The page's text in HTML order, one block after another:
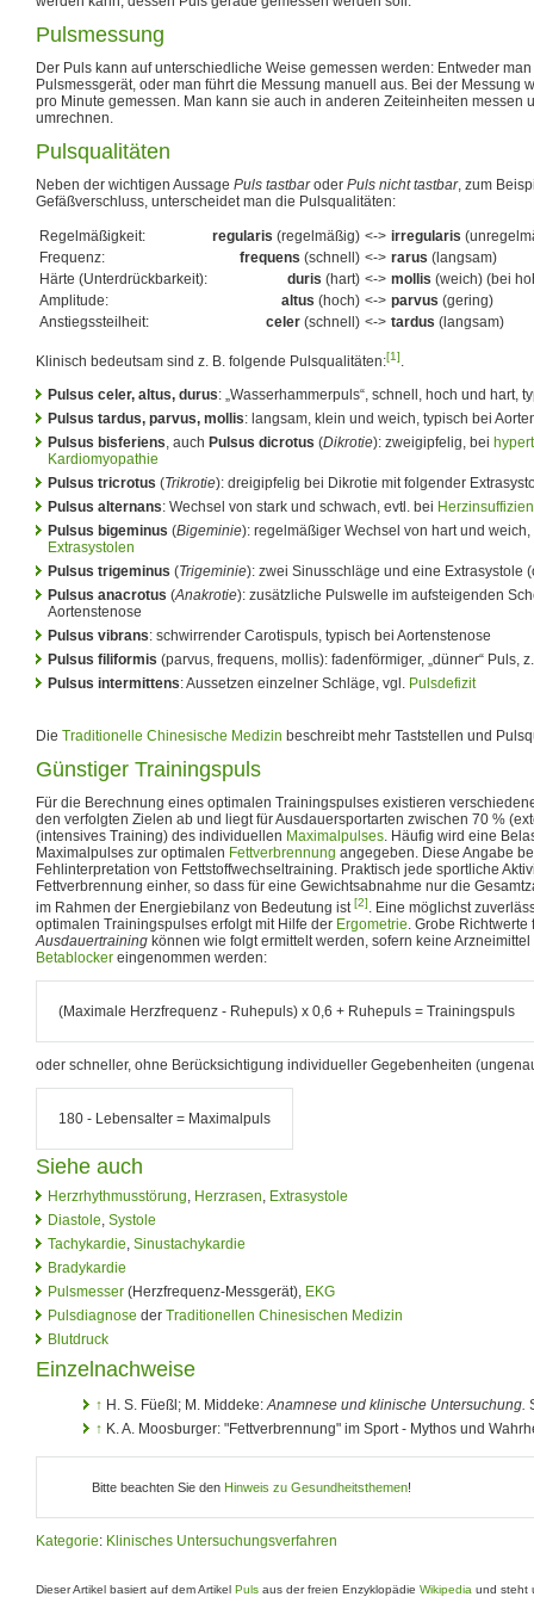
Pulsmessung
Der Puls kann auf unterschiedliche Weise gemessen werden: Entweder
Pulsmessgerät, oder man führt die Messung manuell aus. Bei der Messung
pro Minute gemessen. Man kann sie auch in anderen Zeiteinheiten messen
umrechnen.
Pulsqualitäten
Neben der wichtigen Aussage Puls tastbaroder Puls nicht tastbar, zum
Gefäßverschluss, unterscheidet man die Pulsqualitäten:
Regelmäßigkeit: regularis (regelmäßig) <-> irregularis
Frequenz:
frequens (schnell) <-> rarus (langsam)
Härte (Unterdrückbarkeit):
duris (hart) <-> mollis (weich) (bei
Amplitude:
altus (hoch) <-> parvus (gering)
Anstiegssteilheit:
celer (schnell) <-> tardus (langsam)
Klinisch bedeutsam sind z. B. folgende Pulsqualitäten:[1].
Pulsus celer, altus, durus: „Wasserhammerpuls“, schnell, hoch und hart,
Pulsus tardus, parvus, mollis: langsam, klein und weich, typisch bei
Pulsus bisferiens, auch Pulsus dicrotus (Dikrotie): zweigipfelig, bei
Kardiomyopathie
Pulsus tricrotus (Trikrotie): dreigipfelig bei Dikrotie mit folgender
Pulsus alternans: Wechsel von stark und schwach, evtl. bei
Pulsus bigeminus (Bigeminie): regelmäßiger Wechsel von hart und
Extrasystolen
Pulsus trigeminus (Trigeminie): zwei Sinusschläge und eine Extrasystole
Pulsus anacrotus (Anakrotie): zusätzliche Pulswelle im aufsteigenden
Aortenstenose
Pulsus vibrans: schwirrender Carotispuls, typisch bei Aortenstenose
Pulsus filiformis (parvus, frequens, mollis): fadenförmiger, „dünner“ Puls,
Pulsus intermittens: Aussetzen einzelner Schläge, vgl. Pulsdefizit
Die Traditionelle Chinesische Medizin beschreibt mehr Taststellen und
Günstiger Trainingspuls
Für die Berechnung eines optimalen Trainingspulses existieren
den verfolgten Zielen ab und liegt für Ausdauersportarten zwischen 70 %
(intensives Training) des individuellen Maximalpulses. Häufig wird eine
Maximalpulses zur optimalen Fettverbrennung angegeben. Diese Angabe
Fehlinterpretation von Fettstoffwechseltraining. Praktisch jede sportliche
Fettverbrennung einher, so dass für eine Gewichtsabnahme nur die
im Rahmen der Energiebilanz von Bedeutung ist[2]. Eine möglichst
optimalen Trainingspulses erfolgt mit Hilfe der Ergometrie. Grobe
Ausdauertraining können wie folgt ermittelt werden, sofern keine
Betablocker eingenommen werden:
(Maximale Herzfrequenz - Ruhepuls) x 0,6 + Ruhepuls = Trainingspuls
oder schneller, ohne Berücksichtigung individueller Gegebenheiten
180 - Lebensalter = Maximalpuls
Siehe auch
Herzrhythmusstörung, Herzrasen, Extrasystole
Diastole, Systole
Tachykardie, Sinustachykardie
Bradykardie
Pulsmesser (Herzfrequenz-Messgerät), EKG
Pulsdiagnose der Traditionellen Chinesischen Medizin
Blutdruck
Einzelnachweise
↑ H. S. Füeßl; M. Middeke:Anamnese und klinische Untersuchung.
↑ K. A. Moosburger: "Fettverbrennung" im Sport - Mythos und
Bitte beachten Sie den Hinweis zu Gesundheitsthemen!
Kategorie: Klinisches Untersuchungsverfahren
Dieser Artikel basiert auf dem Artikel Puls aus der freien Enzyklopädie Wikipedia und steht